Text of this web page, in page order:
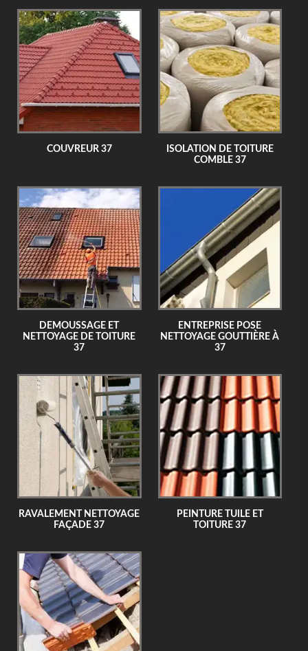
COUVREUR 37
ISOLATION DE TOITURE
COMBLE 37
DEMOUSSAGE ET
NETTOYAGE DE TOITURE
37
ENTREPRISE POSE
NETTOYAGE GOUTTIÈRE À
37
RAVALEMENT NETTOYAGE
FAÇADE 37
PEINTURE TUILE ET
TOITURE 37